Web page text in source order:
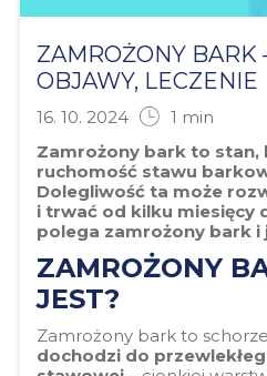
ZAMROŻONY BARK
OBJAWY, LECZENIE
16. 10. 2024 1 min
Zamrożony bark to stan,
ruchomość stawu
Dolegliwość ta może
i trwać od kilku miesięcy
polega zamrożony bark i
ZAMROŻONY
JEST?
Zamrożony bark to
dochodzi do